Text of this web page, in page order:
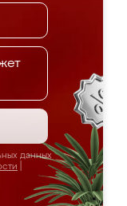
данных